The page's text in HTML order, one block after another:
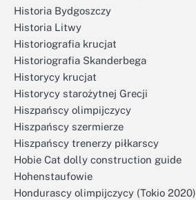
Historia Bydgoszczy
Historia Litwy
Historiografia krucjat
Historiografia Skanderbega
Historycy krucjat
Historycy starożytnej Grecji
Hiszpańscy olimpijczycy
Hiszpańscy szermierze
Hiszpańscy trenerzy piłkarscy
Hobie Cat dolly construction guide
Hohenstaufowie
Hondurascy olimpijczycy (Tokio 2020)